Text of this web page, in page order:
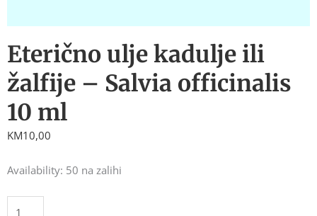
Eterično ulje kadulje ili
žalfije – Salvia officinalis
10 ml
KM10,00
Availability: 50 na zalihi
Eterično
kadulje